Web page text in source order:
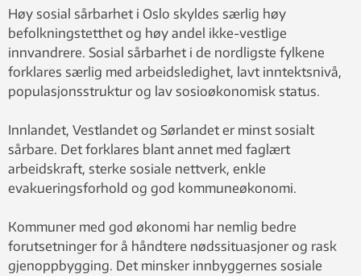
Høy sosial sårbarhet i Oslo skyldes særlig høy
befolkningstetthet og høy andel ikke-vestlige
innvandrere. Sosial sårbarhet i de nordligste fylkene
forklares særlig med arbeidsledighet, lavt inntektsnivå,
populasjonsstruktur og lav sosioøkonomisk status.
Innlandet, Vestlandet og Sørlandet er minst sosialt
sårbare. Det forklares blant annet med faglært
arbeidskraft, sterke sosiale nettverk, enkle
evakueringsforhold og god kommuneøkonomi.
Kommuner med god økonomi har nemlig bedre
forutsetninger for å håndtere nødssituasjoner og rask
gjenoppbygging. Det minsker innbyggernes sosiale